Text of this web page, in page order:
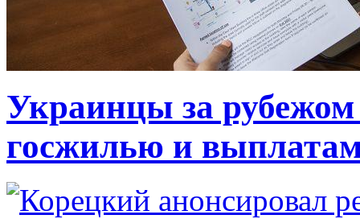
Украинцы за рубежом
госжилью и